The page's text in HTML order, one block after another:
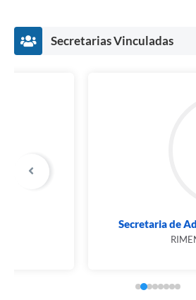
Secretarias Vinculadas
Secretaria de Administração
RIMENES SILVA